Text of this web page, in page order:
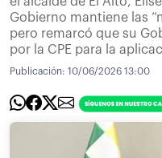
Gobierno mantiene las
pero remarcó que su
por la CPE para la
Publicación: 10/06/2026 13:00